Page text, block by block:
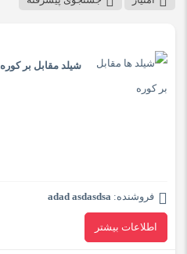
شیلد مقابل بر کوره
فروشنده: adad asdasdsa
اطلاعات بیشتر